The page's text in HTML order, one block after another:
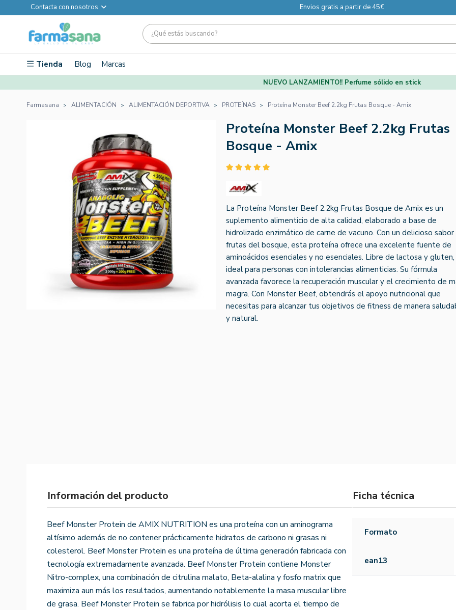
Contacta con nosotros Envios gratis a partir de 45€
Tienda Blog Marcas
NUEVO LANZAMIENTO!! Perfume sólido en stick
Farmasana ALIMENTACIÓN ALIMENTACIÓN DEPORTIVA PROTEÍNAS Proteína Monster Beef 2.2kg Frutas Bosque - Amix
Proteína Monster Beef 2.2kg Frutas
Bosque - Amix
La Proteína Monster Beef 2.2kg Frutas Bosque de Amix es un
suplemento alimenticio de alta calidad, elaborado a base de
hidrolizado enzimático de carne de vacuno. Con un delicioso sabor
frutas del bosque, esta proteína ofrece una excelente fuente de
aminoácidos esenciales y no esenciales. Libre de lactosa y
ideal para personas con intolerancias alimenticias. Su fórmula
avanzada favorece la recuperación muscular y el crecimiento de
magra. Con Monster Beef, obtendrás el apoyo nutricional que
necesitas para alcanzar tus objetivos de fitness de manera
y natural.
Información del producto
Beef Monster Protein de AMIX NUTRITION es una proteína con un aminograma
altísimo además de no contener prácticamente hidratos de carbono ni grasas ni
colesterol. Beef Monster Protein es una proteína de última generación fabricada con
tecnología extremadamente avanzada. Beef Monster Protein contiene Monster
Nitro-complex, una combinación de citrulina malato, Beta-alalina y fosfo matrix que
maximiza aun más los resultados, aumentando notablemente la masa muscular libre
de grasa. Beef Monster Protein se fabrica por hidrólisis lo cual acorta el tiempo de
Ficha técnica
Formato
ean13